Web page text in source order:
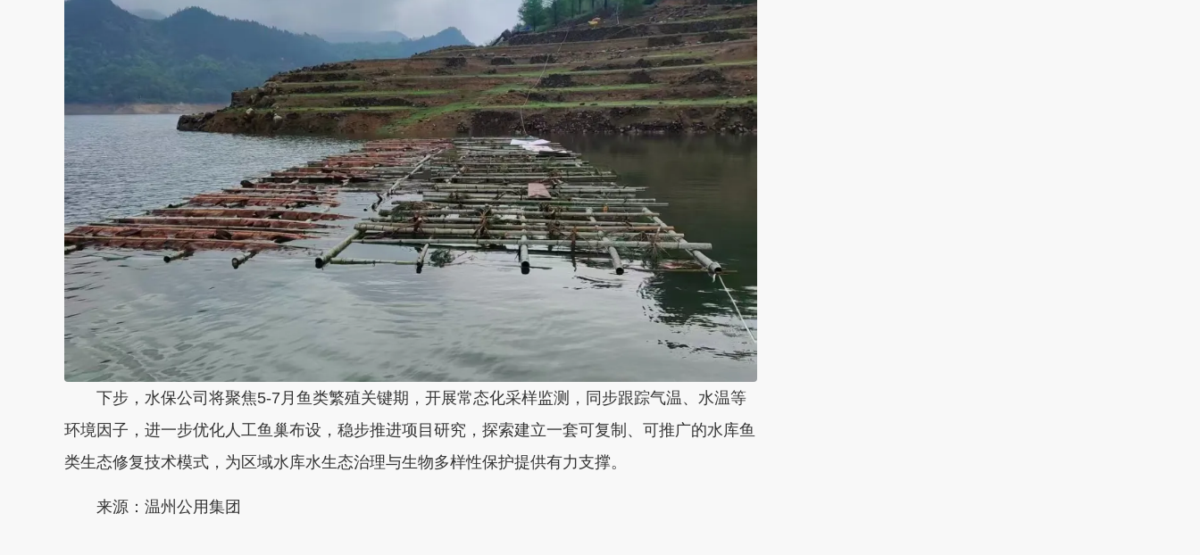
下步，水保公司将聚焦5-7月鱼类繁殖关键期，开展常态化采样监测，同步跟踪气温、水温等
环境因子，进一步优化人工鱼巢布设，稳步推进项目研究，探索建立一套可复制、可推广的水库鱼
类生态修复技术模式，为区域水库水生态治理与生物多样性保护提供有力支撑。
来源：温州公用集团